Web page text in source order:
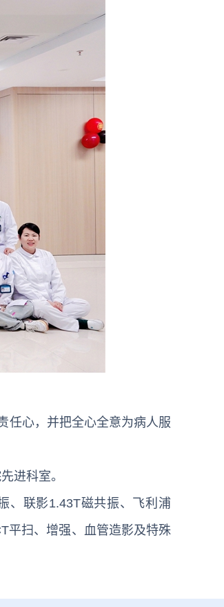
任心，并把全心全意为病人服
进科室。
、联影1.43T磁共振、飞利浦
平扫、增强、血管造影及特殊